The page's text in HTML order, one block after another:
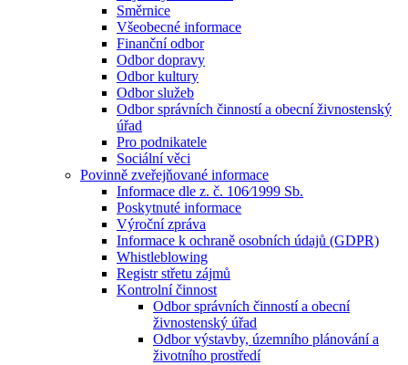
Směrnice
Všeobecné informace
Finanční odbor
Odbor dopravy
Odbor kultury
Odbor služeb
Odbor správních činností a obecní živnostenský
úřad
Pro podnikatele
Sociální věci
Povinně zveřejňované informace
Informace dle z. č. 106⁄1999 Sb.
Poskytnuté informace
Výroční zpráva
Informace k ochraně osobních údajů (GDPR)
Whistleblowing
Registr střetu zájmů
Kontrolní činnost
Odbor správních činností a obecní
živnostenský úřad
Odbor výstavby, územního plánování a
životního prostředí